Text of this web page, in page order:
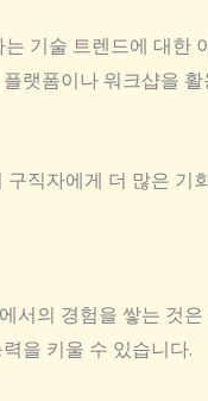
기술 트렌드에 대한
랫폼이나 워크샵을 활
직자에게 더 많은 기
서의 경험을 쌓는 것
을 키울 수 있습니다.